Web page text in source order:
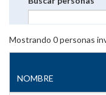
Mostrando 0personas
NOMBRE